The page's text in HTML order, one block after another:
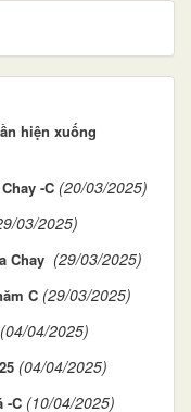
hiện xuống
-C (20/03/2025)
03/2025)
Chay (29/03/2025)
C (29/03/2025)
(04/04/2025)
(04/04/2025)
-C (10/04/2025)